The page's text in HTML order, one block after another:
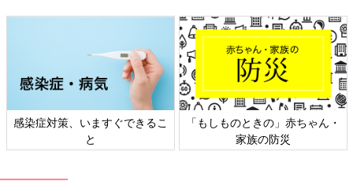
感染症対策、いますぐできるこ
と
「もしものときの」赤ちゃん・
家族の防災